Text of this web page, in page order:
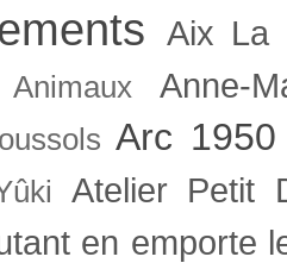
Aix La
Animaux Anne-
Arc 1950
Atelier Petit
en emporte